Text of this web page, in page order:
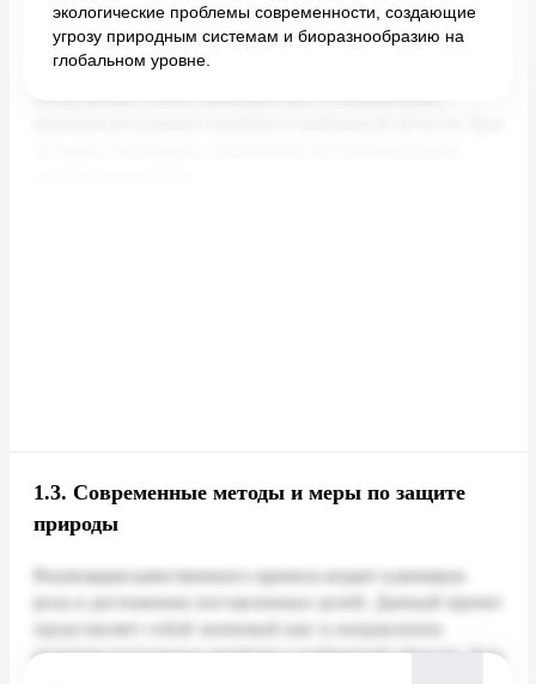
экологические проблемы современности, создающие
угрозу природным системам и биоразнообразию на
глобальном уровне.
1.3. Современные методы и меры по защите
природы